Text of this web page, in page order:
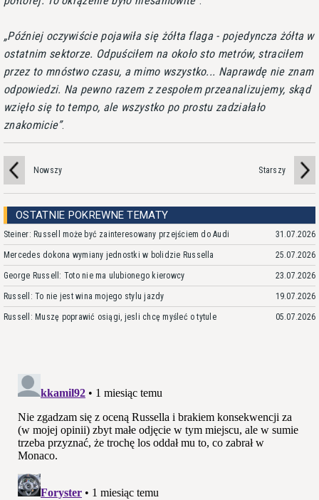
Później oczywiście pojawiła się żółta flaga - pojedyncza żółta w
ostatnim sektorze. Odpuściłem na około sto metrów, straciłem
przez to mnóstwo czasu, a mimo wszystko... Naprawdę nie znam
odpowiedzi. Na pewno razem z zespołem przeanalizujemy, skąd
wzięło się to tempo, ale wszystko po prostu zadziałało
znakomicie .
Nowszy Starszy
OSTATNIE POKREWNE TEMATY
Steiner: Russell może być zainteresowany przejściem do Audi 31.07.2026
Mercedes dokona wymiany jednostki w bolidzie Russella 25.07.2026
George Russell: Toto nie ma ulubionego kierowcy 23.07.2026
Russell: To nie jest wina mojego stylu jazdy 19.07.2026
Russell: Muszę poprawić osiągi, jesli chcę myśleć o tytule 05.07.2026